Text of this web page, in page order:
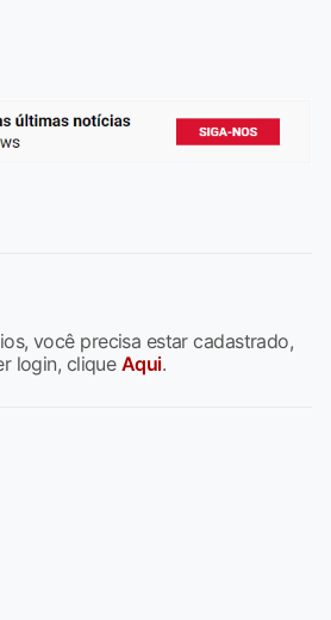
você precisa estar cadastrado,
login, clique Aqui.